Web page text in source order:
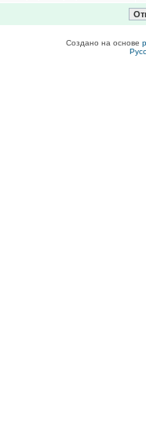
Создано на основе